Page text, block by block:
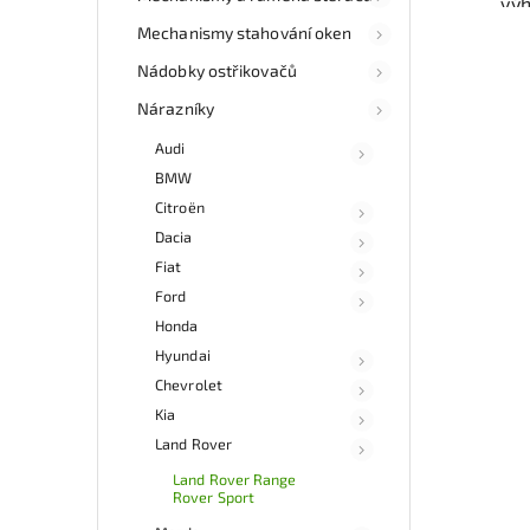
Mechanismy stahování oken
Nádobky ostřikovačů
Nárazníky
Audi
BMW
Citroën
Dacia
Fiat
Ford
Honda
Hyundai
Chevrolet
Kia
Land Rover
Land Rover Range
Rover Sport